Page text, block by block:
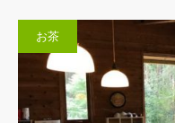
お茶